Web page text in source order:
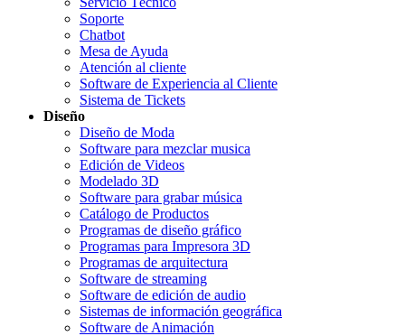
Soporte
Chatbot
Mesa de Ayuda
Atención al cliente
Software de Experiencia al Cliente
Sistema de Tickets
Diseño
Diseño de Moda
Software para mezclar musica
Edición de Videos
Modelado 3D
Software para grabar música
Catálogo de Productos
Programas de diseño gráfico
Programas para Impresora 3D
Programas de arquitectura
Software de streaming
Software de edición de audio
Sistemas de información geográfica
Software de Animación